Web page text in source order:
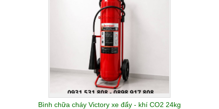
Bình chữa cháy Victory xe đẩy - khí CO2 24kg